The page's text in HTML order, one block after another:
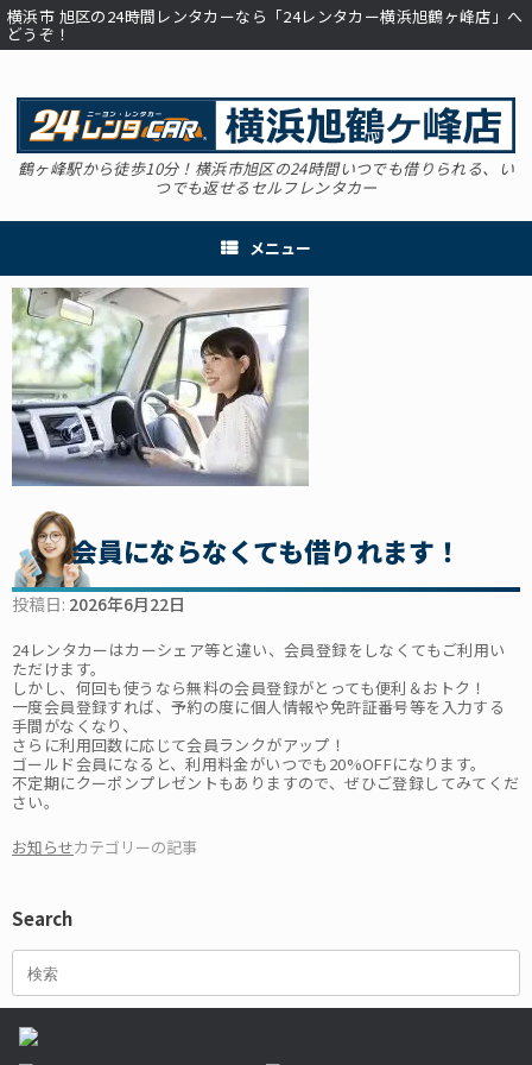
コ
ン
テ
横浜市 旭区の24時間レンタカーなら「24レンタカー横浜旭鶴ヶ峰店」へ
どうぞ！
鶴ヶ峰駅から徒歩10分！横浜市旭区の24時間いつでも借りられる、い
つでも返せるセルフレンタカー
メニュー
会員にならなくても借りれます！
投稿日: 2026年6月22日
24レンタカーはカーシェア等と違い、会員登録をしなくてもご利用い
ただけます。
しかし、何回も使うなら無料の会員登録がとっても便利＆おトク！
一度会員登録すれば、予約の度に個人情報や免許証番号等を入力する
手間がなくなり、
さらに利用回数に応じて会員ランクがアップ！
ゴールド会員になると、利用料金がいつでも20%OFFになります。
不定期にクーポンプレゼントもありますので、ぜひご登録してみてくだ
さい。
お知らせカテゴリーの記事
Search
検
対
象: